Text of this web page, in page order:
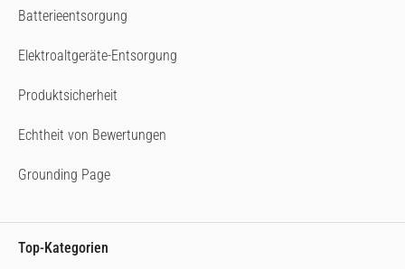
Batterieentsorgung
Elektroaltgeräte-Entsorgung
Produktsicherheit
Echtheit von Bewertungen
Grounding Page
Top-Kategorien